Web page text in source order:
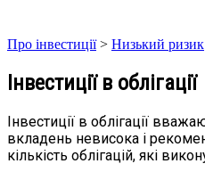
Про інвестиції> Низький ризик
Інвестиції в облігації
Інвестиції в облігації
вкладень невисока і
кількість облігацій, які